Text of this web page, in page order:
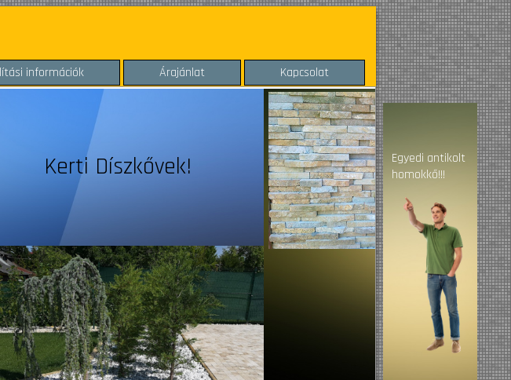
információk Árajánlat Kapcsolat
Egyedi antikolt
homokkő!!!
Kerti Díszkővek!